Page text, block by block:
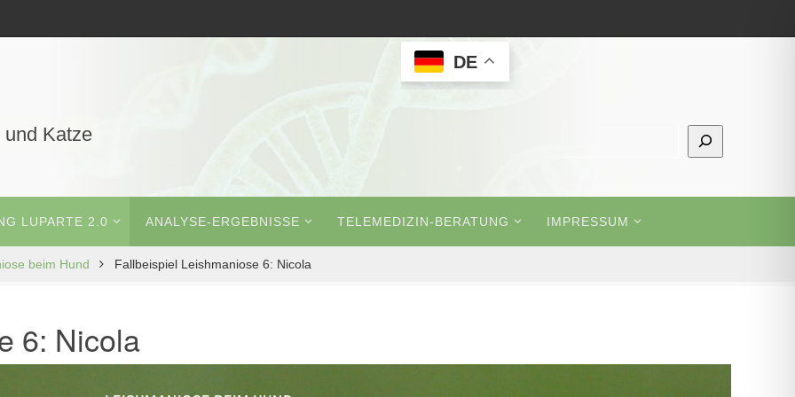
und Katze
DE
LUPARTE 2.0 ANALYSE-ERGEBNISSE TELEMEDIZIN-BERATUNG IMPRESSUM
beim Hund Fallbeispiel Leishmaniose 6: Nicola
6: Nicola